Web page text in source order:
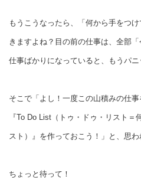
もうこうなったら、「何から手をつ
きますよね？目の前の仕事は、全部
仕事ばかりになっていると、もうパニ
そこで「よし！一度この山積みの仕
『To Do List（トゥ・ドゥ・リスト＝
スト）』を作っておこう！」と、思わ
ちょっと待って！